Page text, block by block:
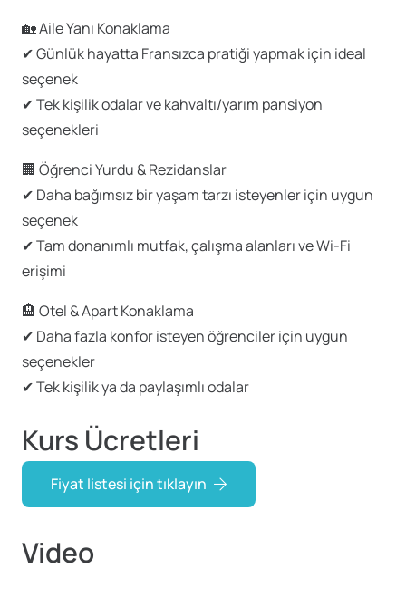
🏡 Aile Yanı Konaklama
✔ Günlük hayatta Fransızca pratiği yapmak için ideal
seçenek
✔ Tek kişilik odalar ve kahvaltı/yarım pansiyon
seçenekleri
🏢 Öğrenci Yurdu & Rezidanslar
✔ Daha bağımsız bir yaşam tarzı isteyenler için uygun
seçenek
✔ Tam donanımlı mutfak, çalışma alanları ve Wi-Fi
erişimi
🏨 Otel & Apart Konaklama
✔ Daha fazla konfor isteyen öğrenciler için uygun
seçenekler
✔ Tek kişilik ya da paylaşımlı odalar
Kurs Ücretleri
Fiyat listesi için tıklayın
Video